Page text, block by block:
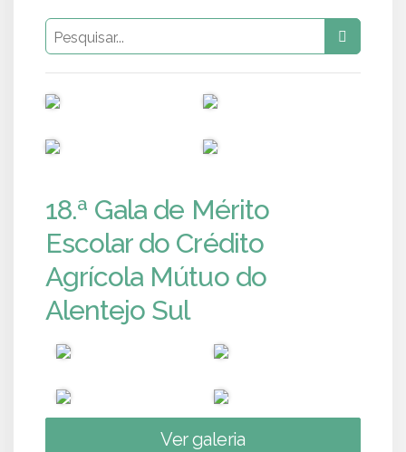
18.ª Gala de Mérito
Escolar do Crédito
Agrícola Mútuo do
Alentejo Sul
Ver galeria